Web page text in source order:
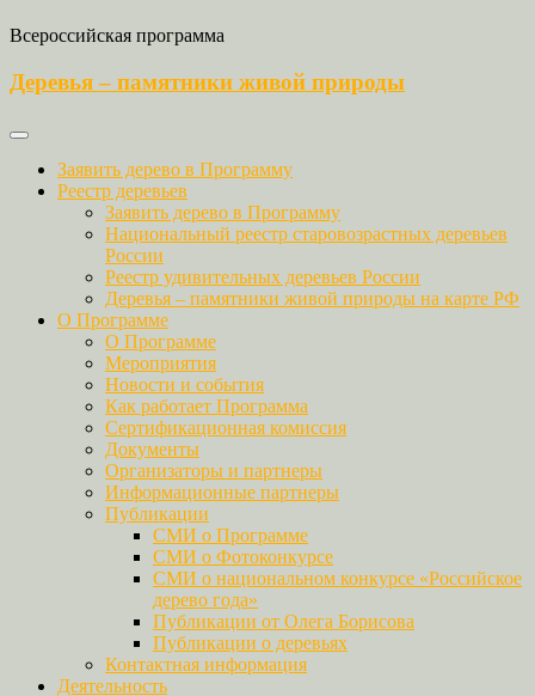
Всероссийская программа
Деревья – памятники живой природы
Заявить дерево в Программу
Реестр деревьев
Заявить дерево в Программу
Национальный реестр старовозрастных деревьев
России
Реестр удивительных деревьев России
Деревья – памятники живой природы на карте РФ
О Программе
О Программе
Мероприятия
Новости и события
Как работает Программа
Сертификационная комиссия
Документы
Организаторы и партнеры
Информационные партнеры
Публикации
СМИ о Программе
СМИ о Фотоконкурсе
СМИ о национальном конкурсе «Российское
дерево года»
Публикации от Олега Борисова
Публикации о деревьях
Контактная информация
Деятельность